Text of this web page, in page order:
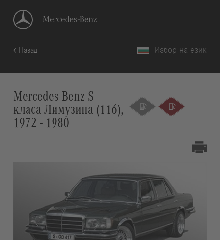
Назад Избор на език
Mercedes-Benz S-
класа Лимузина (116),
1972 - 1980